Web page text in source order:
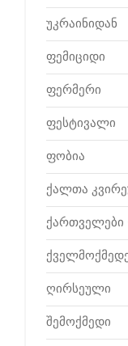
უკრაინიდან
ფემიციდი
ფერმერი
ფესტივალი
ფობია
ქალთა
ქართველები
ღირსეული
შემოქმედი